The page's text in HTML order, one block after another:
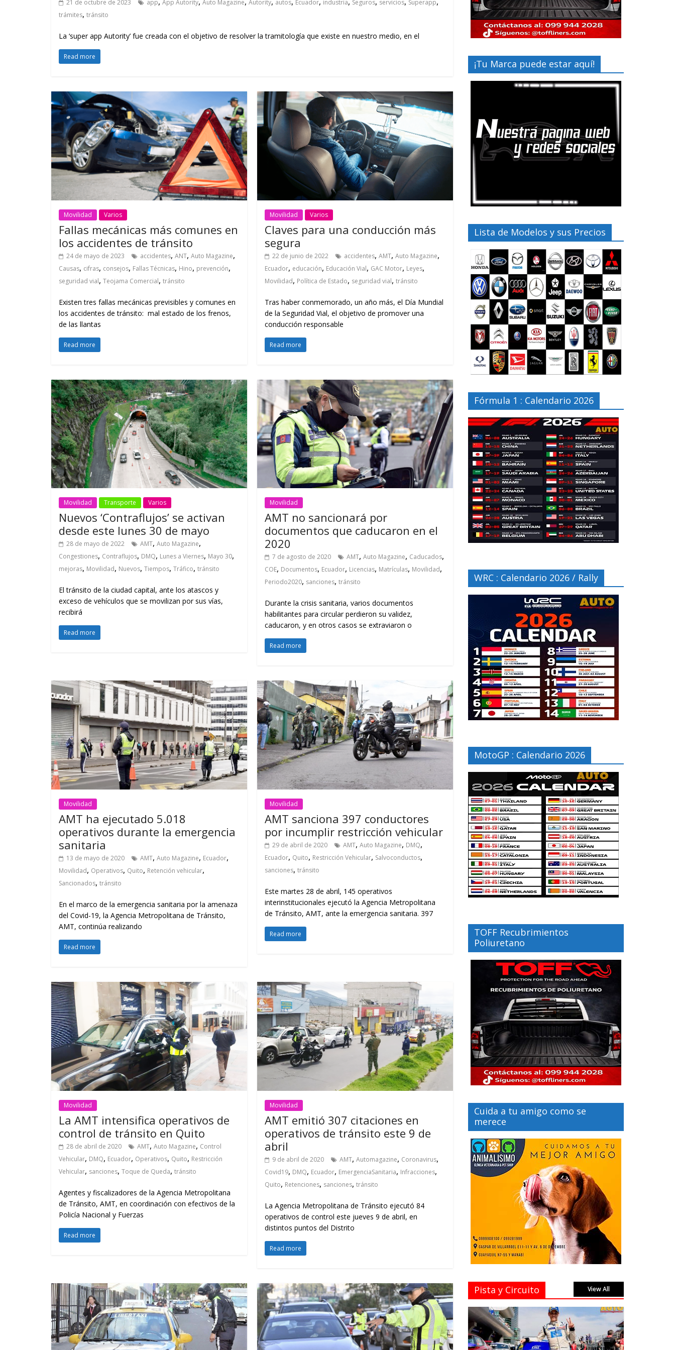
21 de octubre de 2023 app App Autority Auto Magazine Autority autos Ecuador industria Seguros servicios Superapp
trámites, tránsito
La ‘super app Autority’ fue creada con el objetivo de resolver la tramitología que existe en nuestro medio, en el
Read more
Movilidad Varios
Fallas mecánicas más comunes en
los accidentes de tránsito
24 de mayo de 2023 accidentes, ANT, Auto Magazine,
Causas, cifras, consejos, Fallas Técnicas, Hino, prevención,
seguridad vial, Teojama Comercial, tránsito
Existen tres fallas mecánicas previsibles y comunes en
los accidentes de tránsito: mal estado de los frenos,
de las llantas
Read more
Movilidad Varios
Claves para una conducción más
segura
22 de junio de 2022 accidentes,AMT,Auto Magazine,
Ecuador, educación, Educación Vial, GAC Motor, Leyes,
Movilidad, Política de Estado, seguridad vial,tránsito
Tras haber conmemorado, un año más, el Día Mundial
de la Seguridad Vial, el objetivo de promover una
conducción responsable
Read more
Movilidad Transporte Varios
Nuevos ‘Contraflujos’ se activan
desde este lunes 30 de mayo
28 de mayo de 2022 AMT, Auto Magazine,
Congestiones, Contraflujos, DMQ, Lunes a Viernes, Mayo 30,
mejoras, Movilidad, Nuevos, Tiempos, Tráfico, tránsito
El tránsito de la ciudad capital, ante los atascos y
exceso de vehículos que se movilizan por sus vías,
recibirá
Read more
Movilidad
AMT no sancionará por
documentos que caducaron en el
2020
7 de agosto de 2020 AMT,Auto Magazine, Caducados,
COE, Documentos, Ecuador, Licencias, Matrículas, Movilidad,
Periodo2020, sanciones,tránsito
Durante la crisis sanitaria, varios documentos
habilitantes para circular perdieron su validez,
caducaron, y en otros casos se extraviaron o
Read more
Movilidad
AMT ha ejecutado 5.018
operativos durante la emergencia
sanitaria
13 de mayo de 2020 AMT, Auto Magazine, Ecuador,
Movilidad, Operativos, Quito, Retención vehicular,
Sancionados, tránsito
En el marco de la emergencia sanitaria por la amenaza
del Covid-19, la Agencia Metropolitana de Tránsito,
AMT, continúa realizando
Read more
Movilidad
AMT sanciona 397 conductores
por incumplir restricción vehicular
29 de abril de 2020 AMT,Auto Magazine, DMQ,
Ecuador, Quito, Restricción Vehicular, Salvoconductos,
sanciones,tránsito
Este martes 28 de abril, 145 operativos
interinstitucionales ejecutó la Agencia Metropolitana
de Tránsito, AMT, ante la emergencia sanitaria. 397
Read more
Movilidad
La AMT intensifica operativos de
control de tránsito en Quito
28 de abril de 2020 AMT, Auto Magazine, Control
Vehicular, DMQ, Ecuador, Operativos, Quito, Restricción
Vehicular, sanciones, Toque de Queda, tránsito
Agentes y fiscalizadores de la Agencia Metropolitana
de Tránsito, AMT, en coordinación con efectivos de la
Policía Nacional y Fuerzas
Read more
Movilidad
AMT emitió 307 citaciones en
operativos de tránsito este 9 de
abril
9 de abril de 2020 AMT,Automagazine, Coronavirus,
Covid19, DMQ, Ecuador, EmergenciaSanitaria, Infracciones,
Quito, Retenciones, sanciones,tránsito
La Agencia Metropolitana de Tránsito ejecutó 84
operativos de control este jueves 9 de abril, en
distintos puntos del Distrito
Read more
¡Tu Marca puede estar aquí!
Lista de Modelos y sus Precios
Fórmula 1 : Calendario 2026
WRC : Calendario 2026 / Rally
MotoGP : Calendario 2026
TOFF Recubrimientos
Poliuretano
Cuida a tu amigo como se
merece
Pista y Circuito View All